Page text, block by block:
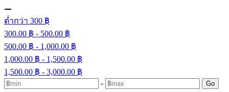
ต่ำกว่า 300 ฿
300.00 ฿ - 500.00 ฿
500.00 ฿ - 1,000.00 ฿
1,000.00 ฿ - 1,500.00 ฿
1,500.00 ฿ - 3,000.00 ฿
-
Go